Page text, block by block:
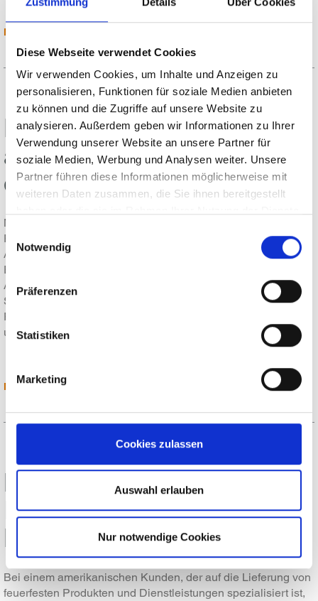
Diese Webseite verwendet Cookies
Wir verwenden Cookies, um Inhalte und Anzeigen zu
personalisieren, Funktionen für soziale Medien anbieten
zu können und die Zugriffe auf unsere Website zu
analysieren. Außerdem geben wir Informationen zu Ihrer
Verwendung unserer Website an unsere Partner für
soziale Medien, Werbung und Analysen weiter. Unsere
Partner führen diese Informationen möglicherweise mit
weiteren Daten zusammen, die Sie ihnen bereitgestellt
Einwilligungsauswahl
Notwendig
Präferenzen
Statistiken
Marketing
Cookies zulassen
Auswahl erlauben
Nur notwendige Cookies
MEHR LESEN
Ladungssicherung effizient
automatisieren - MSK auf
der Fachpack 2025!
Mit maßgeschneiderten Layouts in den Bereichen
Palettierung, Palettenverpackung, Fördertechnik, sowie
Auspacksystemen bietet MSK auch Ihnen eine nachhaltige
End-of-Line-Lösung – abgestimmt auf Ihre individuellen
Anforderungen.
Sie wollen mehr erfahren? Wir freuen uns, Sie auf der
Fachpack 2025 in Nürnberg begrüßen zu dürfen. Sie finden
uns in…
MEHR LESEN
Maßgeschneidertes
Engineering-Projekt in der
Baustoffindustrie
Bei einem amerikanischen Kunden, der auf die Lieferung von
feuerfesten Produkten und Dienstleistungen spezialisiert ist,